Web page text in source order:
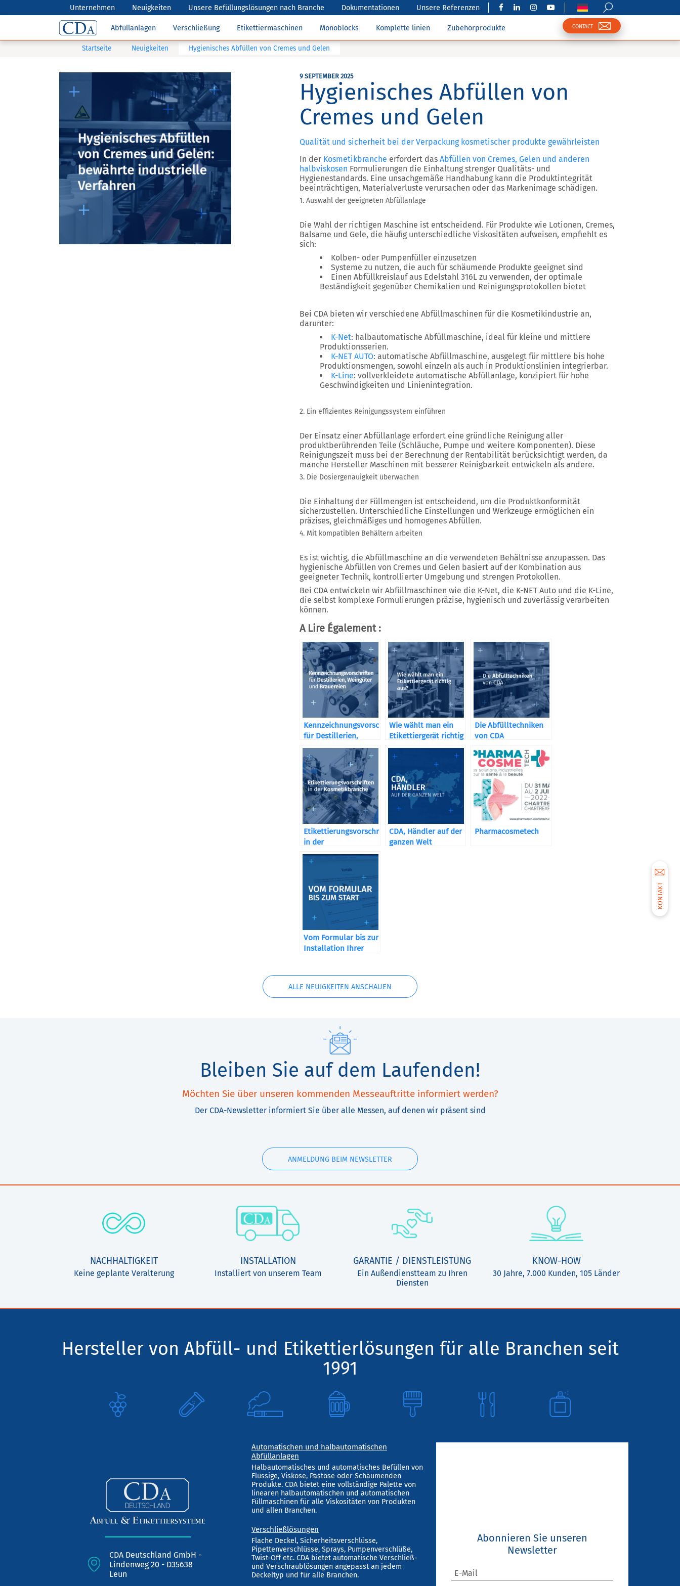
Unternehmen Neuigkeiten Unsere Befüllungslösungen nach Branche Dokumentationen Unsere Referenzen
Abfüllanlagen Verschließung Etikettiermaschinen Monoblocks Komplette linien Zubehörprodukte CONTACT
KONTAKT
Startseite Neuigkeiten Hygienisches Abfüllen von Cremes und Gelen
9 SEPTEMBER 2025
Hygienisches Abfüllen von
Cremes und Gelen
Qualität und sicherheit bei der Verpackung kosmetischer produkte gewährleisten
In der Kosmetikbranche erfordert das Abfüllen von Cremes, Gelen und anderen
halbviskosen Formulierungen die Einhaltung strenger Qualitäts- und
Hygienestandards. Eine unsachgemäße Handhabung kann die Produktintegrität
beeinträchtigen, Materialverluste verursachen oder das Markenimage schädigen.
1. Auswahl der geeigneten Abfüllanlage
Die Wahl der richtigen Maschine ist entscheidend. Für Produkte wie Lotionen, Cremes,
Balsame und Gele, die häufig unterschiedliche Viskositäten aufweisen, empfiehlt es
sich:
Kolben- oder Pumpenfüller einzusetzen
Systeme zu nutzen, die auch für schäumende Produkte geeignet sind
Einen Abfüllkreislauf aus Edelstahl 316L zu verwenden, der optimale
Beständigkeit gegenüber Chemikalien und Reinigungsprotokollen bietet
Bei CDA bieten wir verschiedene Abfüllmaschinen für die Kosmetikindustrie an,
darunter:
K-Net: halbautomatische Abfüllmaschine, ideal für kleine und mittlere
Produktionsserien.
K-NET AUTO: automatische Abfüllmaschine, ausgelegt für mittlere bis hohe
Produktionsmengen, sowohl einzeln als auch in Produktionslinien integrierbar.
K-Line: vollverkleidete automatische Abfüllanlage, konzipiert für hohe
Geschwindigkeiten und Linienintegration.
2. Ein effizientes Reinigungssystem einführen
Der Einsatz einer Abfüllanlage erfordert eine gründliche Reinigung aller
produktberührenden Teile (Schläuche, Pumpe und weitere Komponenten). Diese
Reinigungszeit muss bei der Berechnung der Rentabilität berücksichtigt werden, da
manche Hersteller Maschinen mit besserer Reinigbarkeit entwickeln als andere.
3. Die Dosiergenauigkeit überwachen
Die Einhaltung der Füllmengen ist entscheidend, um die Produktkonformität
sicherzustellen. Unterschiedliche Einstellungen und Werkzeuge ermöglichen ein
präzises, gleichmäßiges und homogenes Abfüllen.
4. Mit kompatiblen Behältern arbeiten
Es ist wichtig, die Abfüllmaschine an die verwendeten Behältnisse anzupassen. Das
hygienische Abfüllen von Cremes und Gelen basiert auf der Kombination aus
geeigneter Technik, kontrollierter Umgebung und strengen Protokollen.
Bei CDA entwickeln wir Abfüllmaschinen wie die K-Net, die K-NET Auto und die K-Line,
die selbst komplexe Formulierungen präzise, hygienisch und zuverlässig verarbeiten
können.
A Lire Également :
Kennzeichnungsvorschriften
für Destillerien,
Weingüter und
Brauereien
Wie wählt man ein
Etikettiergerät richtig
aus?
Die Abfülltechniken
von CDA
Etikettierungsvorschriften
in der
Kosmetikbranche
CDA, Händler auf der
ganzen Welt
Pharmacosmetech
Vom Formular bis zur
Installation Ihrer
ALLE NEUIGKEITEN ANSCHAUEN
Bleiben Sie auf dem Laufenden!
Möchten Sie über unseren kommenden Messeauftritte informiert werden?
Der CDA-Newsletter informiert Sie über alle Messen, auf denen wir präsent sind
ANMELDUNG BEIM NEWSLETTER
NACHHALTIGKEIT
Keine geplante Veralterung
INSTALLATION
Installiert von unserem Team
GARANTIE / DIENSTLEISTUNG
Ein Außendienstteam zu Ihren
Diensten
KNOW-HOW
30 Jahre, 7.000 Kunden, 105 Länder
Hersteller von Abfüll- und Etikettierlösungen für alle Branchen seit
1991
CDA Deutschland GmbH -
Lindenweg 20 - D35638
Leun
Automatischen und halbautomatischen
Abfüllanlagen
Halbautomatisches und automatisches Befüllen von
Flüssige, Viskose, Pastöse oder Schäumenden
Produkte. CDA bietet eine vollständige Palette von
linearen halbautomatischen und automatischen
Füllmaschinen für alle Viskositäten von Produkten
und allen Branchen.
Verschließlösungen
Flache Deckel, Sicherheitsverschlüsse,
Pipettenverschlüsse, Sprays, Pumpenverschlüße,
Twist-Off etc. CDA bietet automatische Verschließ-
und Verschraublösungen angepasst an jedem
Deckeltyp und für alle Branchen.
Abonnieren Sie unseren
Newsletter
E-Mail